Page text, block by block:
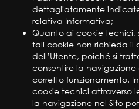
dettagliatamente
relativa Informativa;
Quanto ai cookie tecnici,
tali cookie non richieda il
dell’Utente, poiché si
consentire la navigazione
corretto funzionamento.
cookie tecnici attraverso
la navigazione nel Sito